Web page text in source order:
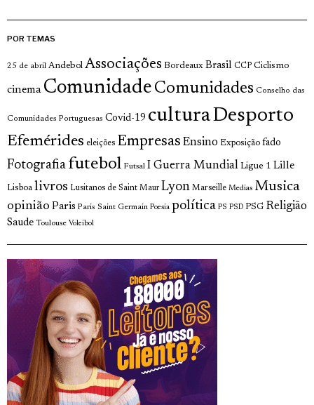
POR TEMAS
25 de abril Andebol Associações Bordeaux Brasil CCP Ciclismo
cinema Comunidade Comunidades Conselho das
Comunidades Portuguesas Covid-19 culturaDesporto
Efemérides eleições Empresas Ensino Exposição fado
Fotografia futebol Futsal I Guerra Mundial Ligue 1 Lille
Lisboa livros Lusitanos de Saint Maur Lyon Marseille Medias Musica
opinião Paris Paris Saint Germain Poesia política PS PSD PSG Religião
Saude Toulouse Voleibol